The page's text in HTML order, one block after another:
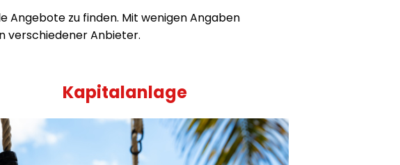
Angebote zu finden. Mit wenigen Angaben
verschiedener Anbieter.
Kapitalanlage